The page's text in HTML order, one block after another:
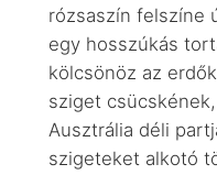
rózsaszín felszíne
egy hosszúkás
kölcsönöz az
sziget
Ausztrália déli
szigeteket alkotó